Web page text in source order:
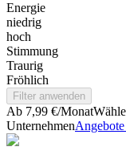
Energie
niedrig
hoch
Stimmung
Traurig
Fröhlich
Filter anwenden
Ab 7,99 €/Monat
Unternehmen